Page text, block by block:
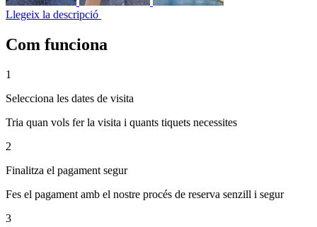
Llegeix la descripció
Com funciona
1
Selecciona les dates de visita
Tria quan vols fer la visita i quants tiquets necessites
2
Finalitza el pagament segur
Fes el pagament amb el nostre procés de reserva senzill i segur
3